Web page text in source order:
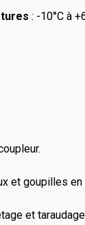
: -10°C à
et goupilles
et